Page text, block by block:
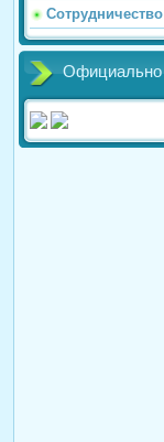
Сотрудничество
Официально